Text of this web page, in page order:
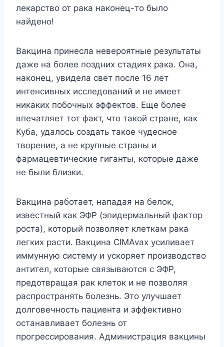
лекарство от рака наконец-то было
найдено!
Вакцина принесла невероятные результаты
даже на более поздних стадиях рака. Она,
наконец, увидела свет после 16 лет
интенсивных исследований и не имеет
никаких побочных эффектов. Еще более
впечатляет тот факт, что такой стране, как
Куба, удалось создать такое чудесное
творение, а не крупные страны и
фармацевтические гиганты, которые даже
не были близки.
Вакцина работает, нападая на белок,
известный как ЭФР (эпидермальный фактор
роста), который позволяет клеткам рака
легких расти. Вакцина CIMAvax усиливает
иммунную систему и ускоряет производство
антител, которые связываются с ЭФР,
предотвращая рак клеток и не позволяя
распространять болезнь. Это улучшает
долговечность пациента и эффективно
останавливает болезнь от
прогрессирования. Администрация вакцины